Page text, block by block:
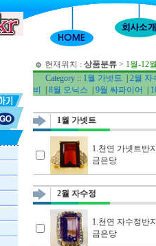
현재위치 : 상품분류> 1월-12
Category:: 1월 가넷트
2월 자
비
8월 오닉스 9월 싸파이어
1월 가넷트
1.천연 가넷트반
금은당
2월 자수정
1.천연 자수정반
금은당